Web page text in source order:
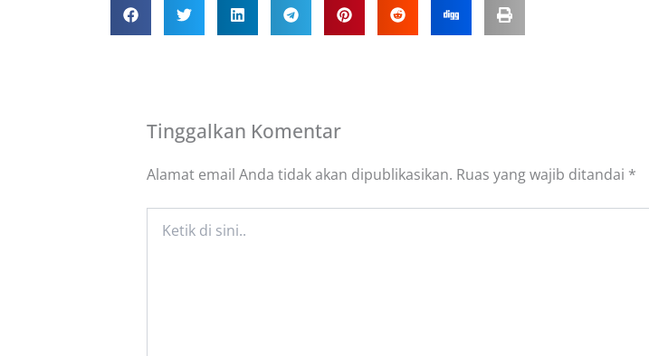
Tinggalkan Komentar
Alamat email Anda tidak akan dipublikasikan. Ruas yang wajib ditandai *